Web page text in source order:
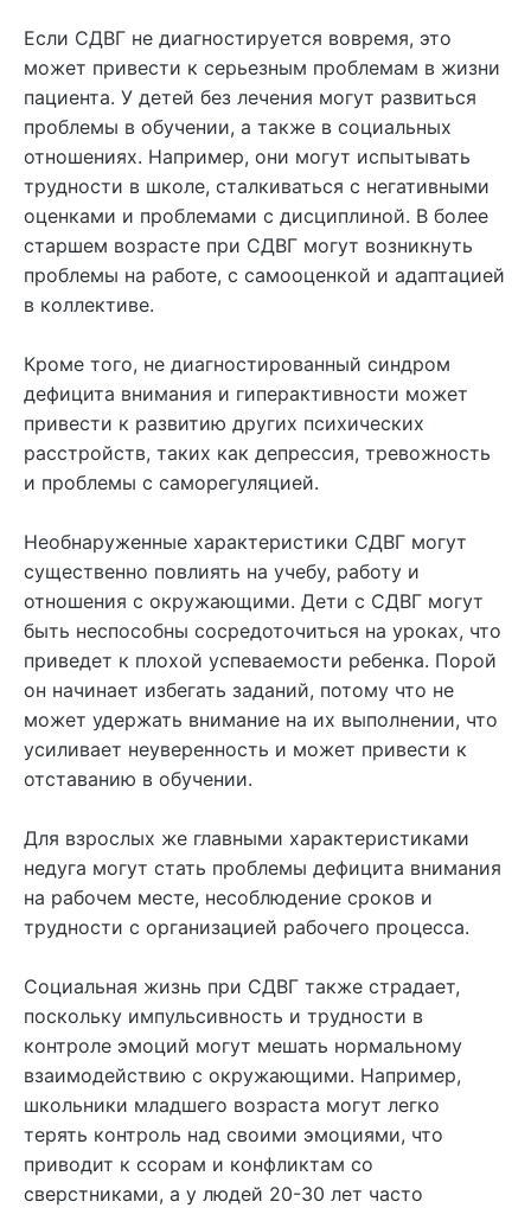
Если СДВГ не диагностируется вовремя, это
может привести к серьезным проблемам в жизни
пациента. У детей без лечения могут развиться
проблемы в обучении, а также в социальных
отношениях. Например, они могут испытывать
трудности в школе, сталкиваться с негативными
оценками и проблемами с дисциплиной. В более
старшем возрасте при СДВГ могут возникнуть
проблемы на работе, с самооценкой и адаптацией
в коллективе.
Кроме того, не диагностированный синдром
дефицита внимания и гиперактивности может
привести к развитию других психических
расстройств, таких как депрессия, тревожность
и проблемы с саморегуляцией.
Необнаруженные характеристики СДВГ могут
существенно повлиять на учебу, работу и
отношения с окружающими. Дети с СДВГ могут
быть неспособны сосредоточиться на уроках, что
приведет к плохой успеваемости ребенка. Порой
он начинает избегать заданий, потому что не
может удержать внимание на их выполнении, что
усиливает неуверенность и может привести к
отставанию в обучении.
Для взрослых же главными характеристиками
недуга могут стать проблемы дефицита внимания
на рабочем месте, несоблюдение сроков и
трудности с организацией рабочего процесса.
Социальная жизнь при СДВГ также страдает,
поскольку импульсивность и трудности в
контроле эмоций могут мешать нормальному
взаимодействию с окружающими. Например,
школьники младшего возраста могут легко
терять контроль над своими эмоциями, что
приводит к ссорам и конфликтам со
сверстниками, а у людей 20-30 лет часто